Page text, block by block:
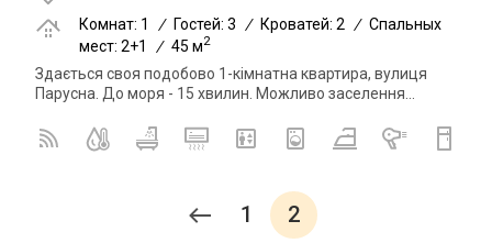
Комнат: 1
/ Гостей: 3 / Кроватей: 2 / Спальных
мест: 2+1
/ 45 м2
Здається своя подобово 1-кімнатна квартира, вулиця
Парусна. До моря - 15 хвилин. Можливо заселення...
1 2